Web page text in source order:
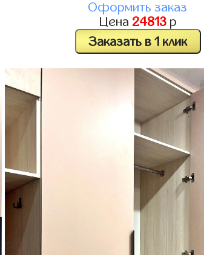
Оформить заказ
Цена 24813р
Заказать в 1 клик